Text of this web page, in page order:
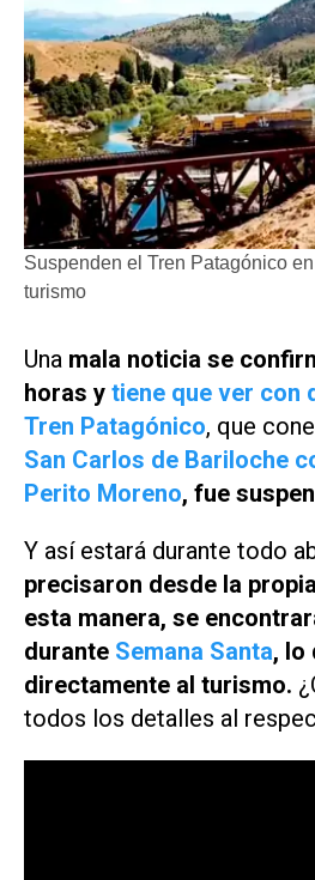
Suspenden el Tren Patagónico
turismo
Una mala noticia se
horas y tiene que ver con
Tren Patagónico, que
San Carlos de Bariloche
Perito Moreno, fue
Y así estará durante todo
precisaron desde la
esta manera, se
durante Semana Santa, lo
directamente al turismo.
todos los detalles al